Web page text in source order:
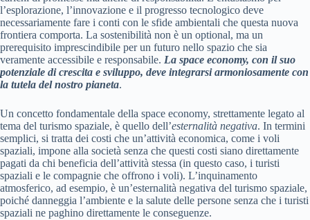
l’esplorazione, l’innovazione e il progresso tecnologico deve
necessariamente fare i conti con le sfide ambientali che questa nuova
frontiera comporta. La sostenibilità non è un optional, ma un
prerequisito imprescindibile per un futuro nello spazio che sia
veramente accessibile e responsabile. La space economy, con il suo
potenziale di crescita e sviluppo, deve integrarsi armoniosamente con
la tutela del nostro pianeta.
Un concetto fondamentale della space economy, strettamente legato al
tema del turismo spaziale, è quello dell’esternalità negativa. In termini
semplici, si tratta dei costi che un’attività economica, come i voli
spaziali, impone alla società senza che questi costi siano direttamente
pagati da chi beneficia dell’attività stessa (in questo caso, i turisti
spaziali e le compagnie che offrono i voli). L’inquinamento
atmosferico, ad esempio, è un’esternalità negativa del turismo spaziale,
poiché danneggia l’ambiente e la salute delle persone senza che i turisti
spaziali ne paghino direttamente le conseguenze.